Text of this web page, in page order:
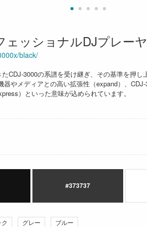
ェッショナルDJプレー
black/
CDJ-3000の系譜を受け継ぎ、その基準を押
やメディアとの高い拡張性（expand）、
）といった意味が込められています。
#373737
グレー ブルー